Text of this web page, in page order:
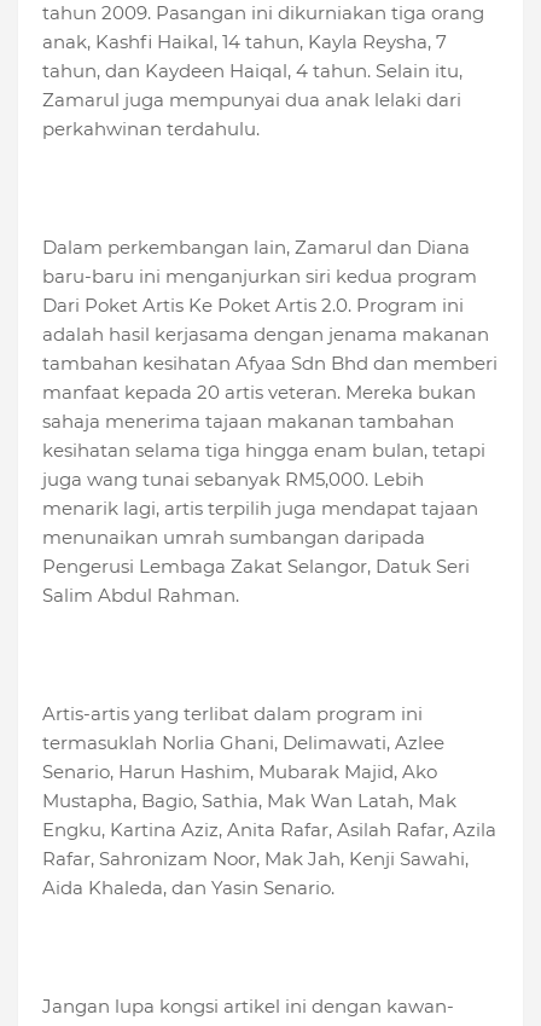
tahun 2009. Pasangan ini dikurniakan tiga orang
anak, Kashfi Haikal, 14 tahun, Kayla Reysha, 7
tahun, dan Kaydeen Haiqal, 4 tahun. Selain itu,
Zamarul juga mempunyai dua anak lelaki dari
perkahwinan terdahulu.
Dalam perkembangan lain, Zamarul dan Diana
baru-baru ini menganjurkan siri kedua program
Dari Poket Artis Ke Poket Artis 2.0. Program ini
adalah hasil kerjasama dengan jenama makanan
tambahan kesihatan Afyaa Sdn Bhd dan memberi
manfaat kepada 20 artis veteran. Mereka bukan
sahaja menerima tajaan makanan tambahan
kesihatan selama tiga hingga enam bulan, tetapi
juga wang tunai sebanyak RM5,000. Lebih
menarik lagi, artis terpilih juga mendapat tajaan
menunaikan umrah sumbangan daripada
Pengerusi Lembaga Zakat Selangor, Datuk Seri
Salim Abdul Rahman.
Artis-artis yang terlibat dalam program ini
termasuklah Norlia Ghani, Delimawati, Azlee
Senario, Harun Hashim, Mubarak Majid, Ako
Mustapha, Bagio, Sathia, Mak Wan Latah, Mak
Engku, Kartina Aziz, Anita Rafar, Asilah Rafar, Azila
Rafar, Sahronizam Noor, Mak Jah, Kenji Sawahi,
Aida Khaleda, dan Yasin Senario.
Jangan lupa kongsi artikel ini dengan kawan-